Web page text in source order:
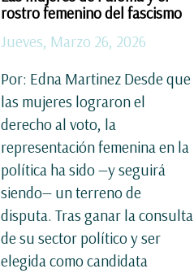
rostro femenino del fascismo
Jueves, Marzo 26, 2026
Por: Edna Martinez Desde que
las mujeres lograron el
derecho al voto, la
representación femenina en la
política ha sido —y seguirá
siendo— un terreno de
disputa. Tras ganar la consulta
de su sector político y ser
elegida como candidata